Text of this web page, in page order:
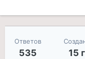
Ответов
535 15 г